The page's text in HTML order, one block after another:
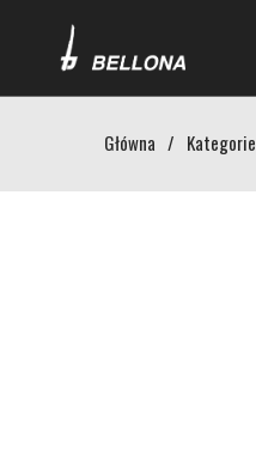
Główna / Kategorie